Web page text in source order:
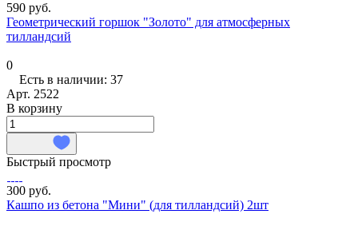
590 руб.
Геометрический горшок "Золото" для атмосферных
тилландсий
0
Есть в наличии: 37
Арт. 2522
В корзину
Быстрый просмотр
300 руб.
Кашпо из бетона "Мини" (для тилландсий) 2шт